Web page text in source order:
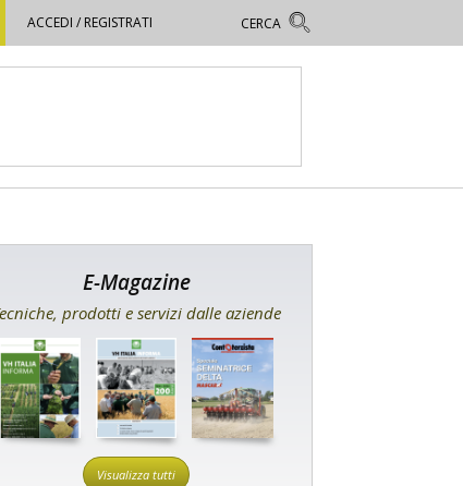
ACCEDI / REGISTRATI
E-Magazine
prodotti e servizi dalle aziende
Visualizza tutti